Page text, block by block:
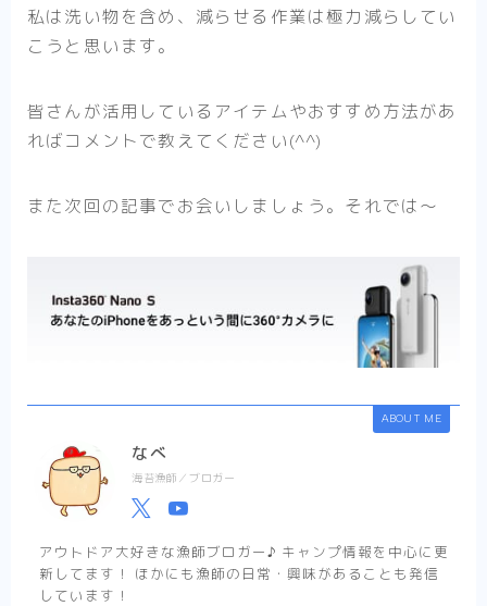
私は洗い物を含め、減らせる作業は極力減らしてい
こうと思います。
皆さんが活用しているアイテムやおすすめ方法があ
ればコメントで教えてください(^^)
また次回の記事でお会いしましょう。それでは〜
ABOUT ME
なべ
海苔漁師／ブロガー
アウトドア大好きな漁師ブロガー♪ キャンプ情報を中心に更
新してます！ ほかにも漁師の日常・興味があることも発信
しています！